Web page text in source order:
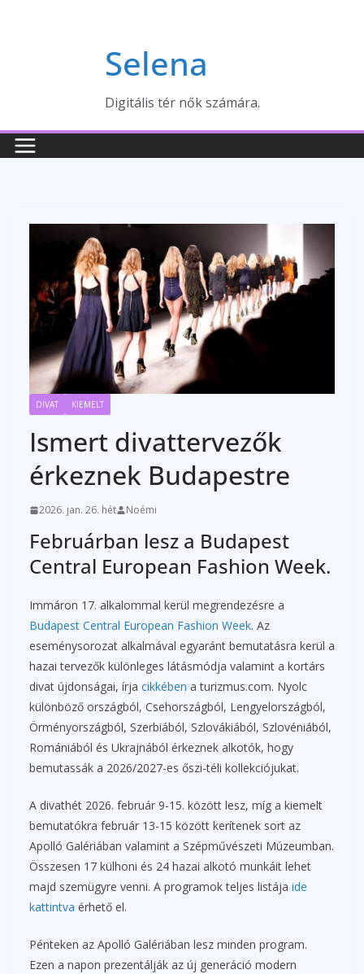
Selena
Digitális tér nők számára.
DIVAT KIEMELT
Ismert divattervezők
érkeznek Budapestre
2026. jan. 26. hét Noémi
Februárban lesz a Budapest
Central European Fashion Week.
Immáron 17. alkalommal kerül megrendezésre a
Budapest Central European Fashion Week. Az
eseménysorozat alkalmával egyaránt bemutatásra kerül a
hazai tervezők különleges látásmódja valamint a kortárs
divat újdonságai, írja cikkében a turizmus.com. Nyolc
különböző országból, Csehországból, Lengyelországból,
Örményországból, Szerbiából, Szlovákiából, Szlovéniából,
Romániából és Ukrajnából érkeznek alkotók, hogy
bemutassák a 2026/2027-es őszi-téli kollekciójukat.
A divathét 2026. február 9-15. között lesz, míg a kiemelt
bemutatókra február 13-15 között kerítenek sort az
Apolló Galériában valamint a Szépművészeti Múzeumban.
Összesen 17 külhoni és 24 hazai alkotó munkáit lehet
majd szemügyre venni. A programok teljes listája ide
kattintva érhető el.
Pénteken az Apolló Galériában lesz minden program.
Ezen a napon prezentálják az új generáció modern